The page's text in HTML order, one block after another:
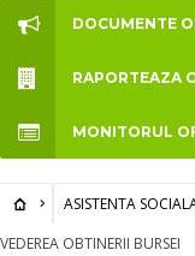
DOCUMENTE
RAPORTEAZA
MONITORUL
ASISTENTA
VEDEREA OBTINERII BURSEI